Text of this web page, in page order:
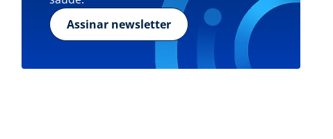
Assinar newsletter